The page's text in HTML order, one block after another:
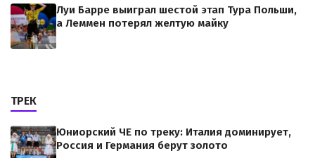
Луи Барре выиграл шестой этап Тура Польши,
а Леммен потерял желтую майку
ТРЕК
Юниорский ЧЕ по треку: Италия доминирует,
Россия и Германия берут золото